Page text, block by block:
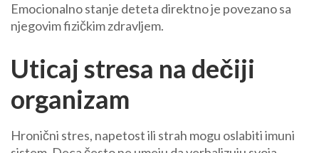
Emocionalno stanje deteta direktno je povezano sa
njegovim fizičkim zdravljem.
Uticaj stresa na dečiji
organizam
Hronični stres, napetost ili strah mogu oslabiti imuni